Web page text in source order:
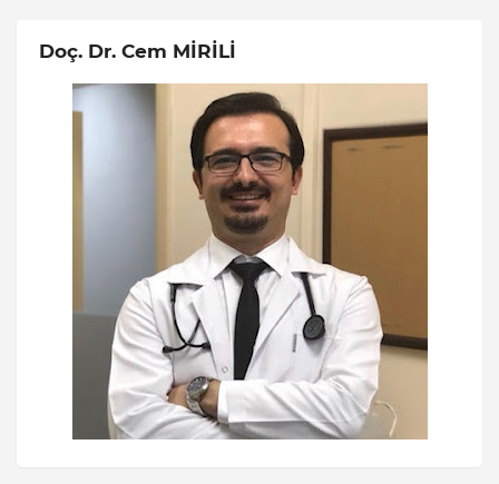
Doç. Dr. Cem MİRİLİ